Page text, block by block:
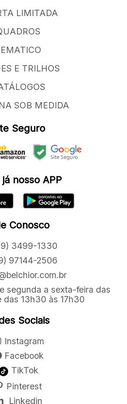
LIMITADA
E TRILHOS
SOB MEDIDA
Seguro
já nosso APP
Conosco
3499-1330
97144-2506
segunda a sexta-feira das
das 13h30 às 17h30
Sociais
Instagram
Facebook
TikTok
Pinterest
Linkedin